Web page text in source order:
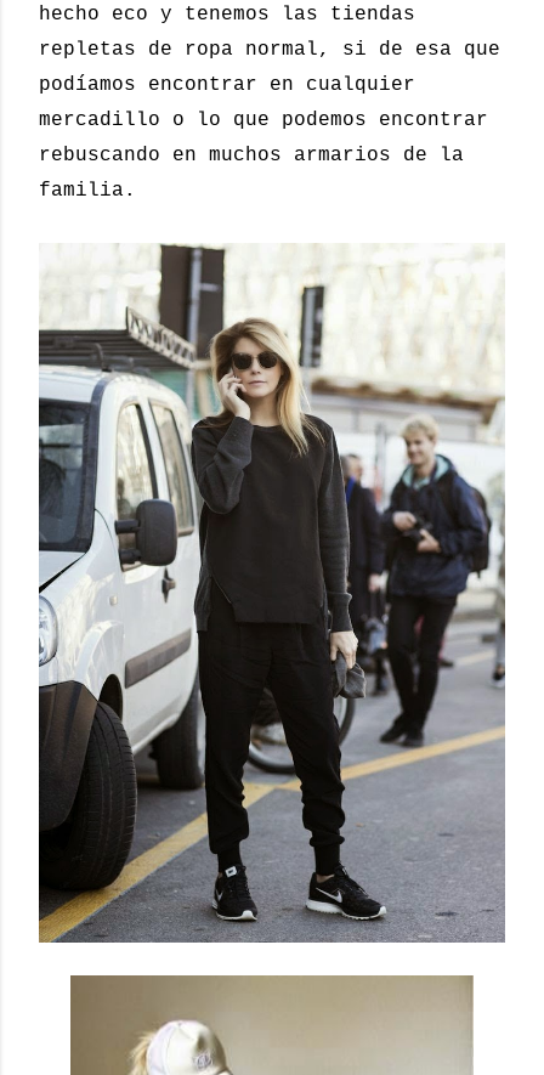
hecho eco y tenemos las tiendas
repletas de ropa normal, si de esa que
podíamos encontrar en cualquier
mercadillo o lo que podemos encontrar
rebuscando en muchos armarios de la
familia.